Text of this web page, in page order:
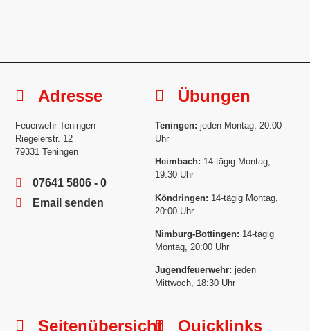
Adresse
Feuerwehr Teningen
Riegelerstr. 12
79331 Teningen
07641 5806 - 0
Email senden
Übungen
Teningen: jeden Montag, 20:00
Uhr
Heimbach: 14-tägig Montag,
19:30 Uhr
Köndringen: 14-tägig Montag,
20:00 Uhr
Nimburg-Bottingen: 14-tägig
Montag, 20:00 Uhr
Jugendfeuerwehr: jeden
Mittwoch, 18:30 Uhr
Seitenübersicht Quicklinks